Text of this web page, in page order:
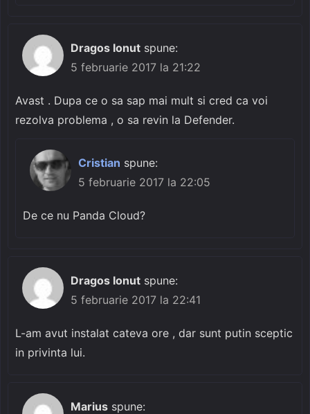
Dragos Ionut spune:
5 februarie 2017 la 21:22
Avast . Dupa ce o sa sap mai mult si cred ca voi
rezolva problema , o sa revin la Defender.
Cristian spune:
5 februarie 2017 la 22:05
De ce nu Panda Cloud?
Dragos Ionut spune:
5 februarie 2017 la 22:41
L-am avut instalat cateva ore , dar sunt putin sceptic
in privinta lui.
Marius spune: